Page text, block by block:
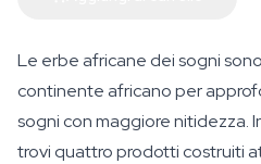
Le erbe africane dei sogni
continente africano per
sogni con maggiore nitidezza.
trovi quattro prodotti costruiti